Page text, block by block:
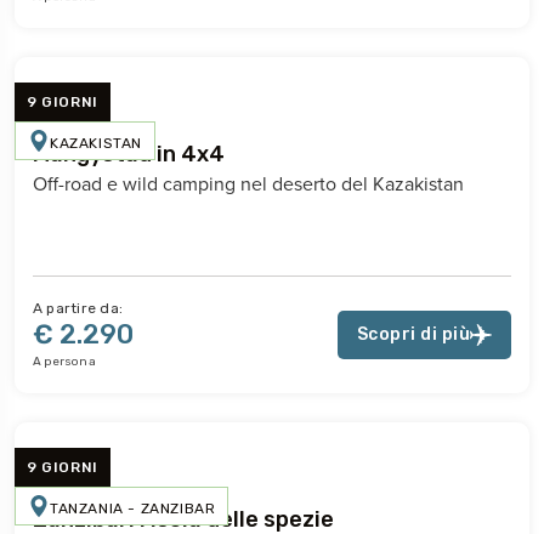
9 GIORNI
KAZAKISTAN
Mangystau in 4x4
Off-road e wild camping nel deserto del Kazakistan
A partire da:
€ 2.290
A persona
Scopri di più
9 GIORNI
TANZANIA - ZANZIBAR
Zanzibar: l'isola delle spezie